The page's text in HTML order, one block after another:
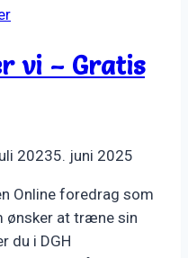
vi – Gratis
20235. juni 2025
Online foredrag som
ønsker at træne sin
du i DGH